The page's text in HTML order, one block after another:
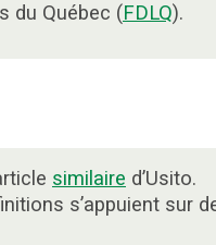
du Québec (FDLQ).
similaire d’Usito.
s’appuient sur